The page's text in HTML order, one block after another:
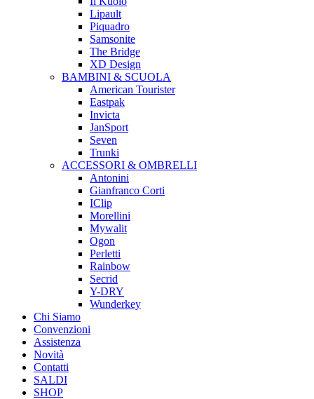
Lipault
Piquadro
Samsonite
The Bridge
XD Design
BAMBINI & SCUOLA
American Tourister
Eastpak
Invicta
JanSport
Seven
Trunki
ACCESSORI & OMBRELLI
Antonini
Gianfranco Corti
IClip
Morellini
Mywalit
Ogon
Perletti
Rainbow
Secrid
Y-DRY
Wunderkey
Chi Siamo
Convenzioni
Assistenza
Novità
Contatti
SALDI
SHOP